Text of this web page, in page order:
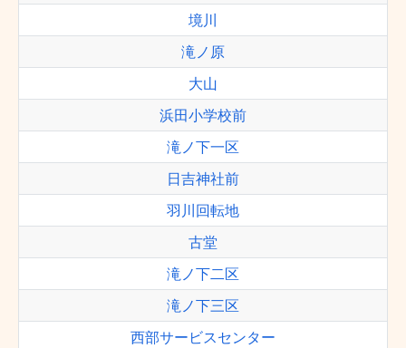
境川
滝ノ原
大山
浜田小学校前
滝ノ下一区
日吉神社前
羽川回転地
古堂
滝ノ下二区
滝ノ下三区
西部サービスセンター